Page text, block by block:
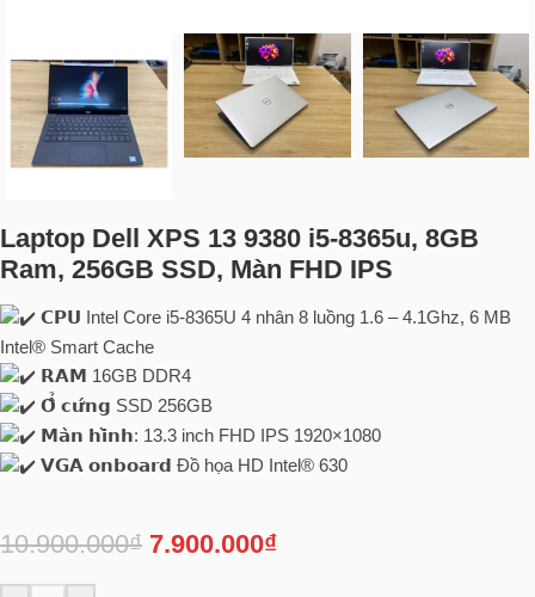
Laptop Dell XPS 13 9380 i5-8365u, 8GB
Ram, 256GB SSD, Màn FHD IPS
𝗖𝗣𝗨 Intel Core i5-8365U 4 nhân 8 luồng 1.6 – 4.1Ghz, 6 MB
Intel® Smart Cache
𝗥𝗔𝗠 16GB DDR4
𝗢̂̉ 𝗰𝘂̛́𝗻𝗴 SSD 256GB
𝗠𝗮̀𝗻 𝗵𝗶̀𝗻𝗵: 13.3 inch FHD IPS 1920×1080
𝗩𝗚𝗔 𝗼𝗻𝗯𝗼𝗮𝗿𝗱 Đồ họa HD Intel® 630
10.900.000₫ 7.900.000₫